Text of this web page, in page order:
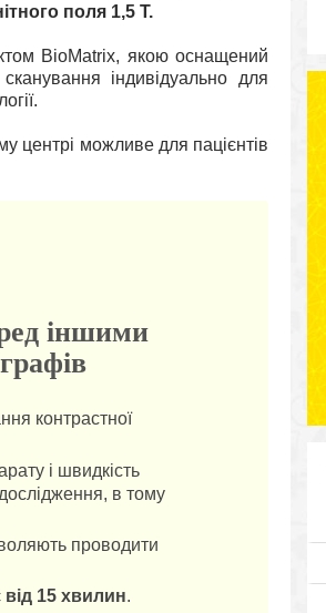
поля 1,5 Т.
BioMatrix, якою оснащений
індивідуально для
центрі можливе для пацієнтів
іншими
контрастної
і швидкість
в тому
проводити
від 15 хвилин.